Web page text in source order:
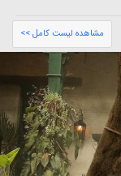
مشاهده لیست کامل >>